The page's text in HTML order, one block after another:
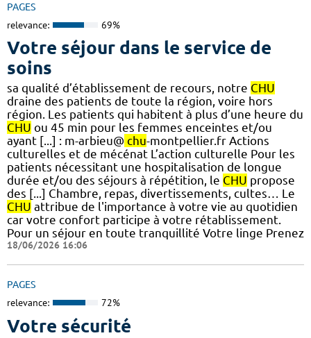
PAGES
relevance: 69%
Votre séjour dans le service de
soins
sa qualité d’établissement de recours, notre CHU
draine des patients de toute la région, voire hors
région. Les patients qui habitent à plus d’une heure du
CHU ou 45 min pour les femmes enceintes et/ou
ayant [...] : m-arbieu@ chu-montpellier.fr Actions
culturelles et de mécénat L’action culturelle Pour les
patients nécessitant une hospitalisation de longue
durée et/ou des séjours à répétition, le CHU propose
des [...] Chambre, repas, divertissements, cultes… Le
CHU attribue de l'importance à votre vie au quotidien
car votre confort participe à votre rétablissement.
Pour un séjour en toute tranquillité Votre linge Prenez
18/06/2026 16:06
PAGES
relevance: 72%
Votre sécurité